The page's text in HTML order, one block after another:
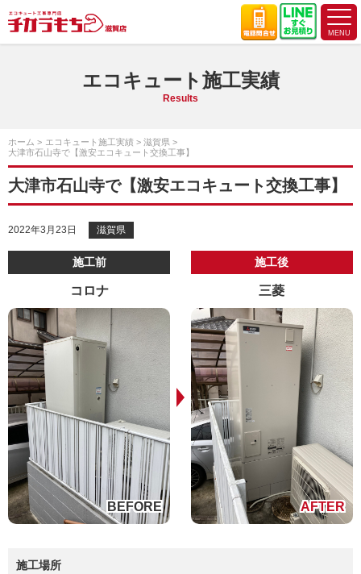
エコキュート施工実績
Results
ホーム エコキュート施工実績
滋賀県
大津市石山寺で【激安エコキュート交換工事】
大津市石山寺で【激安エコキュート交換工事】
2022年3月23日 滋賀県
施工前
コロナ
施工後
三菱
施工場所